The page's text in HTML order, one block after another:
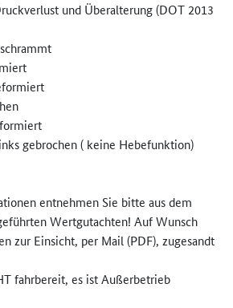
und Überalterung (DOT 2013
gebrochen ( keine Hebefunktion)
entnehmen Sie bitte aus dem
Wertgutachten! Auf Wunsch
zur Einsicht, per Mail (PDF), zugesandt
fahrbereit, es ist Außerbetrieb